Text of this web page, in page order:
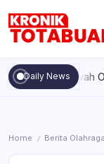
content
Totabuan
hari
ini
Kronik
Daily News
Marwah
Home / Berita Olahraga